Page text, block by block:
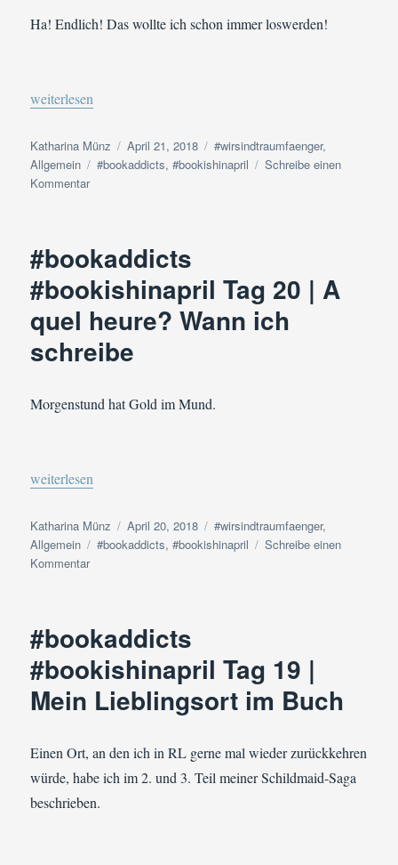
Ha! Endlich! Das wollte ich schon immer loswerden!
„#bookaddicts #bookishinapril Tag 21 | Never ever! 5 Dinge,
weiterlesen
Autor
Katharina Münz
Veröffentlicht
am
April 21, 2018 Kategorien
#wirsindtraumfaenger,
Allgemein
Schlagwörter
#bookaddicts,#bookishinapril
Schreibe einen
Kommentarzu
21
Never
ever!
5
Dinge,
Autor
#bookaddicts
#bookishinapril Tag 20 | A
quel heure? Wann ich
schreibe
Morgenstund hat Gold im Mund.
„#bookaddicts #bookishinapril Tag 20 | A quel heure? Wann ich
weiterlesen
Autor
Katharina Münz
Veröffentlicht
am
April 20, 2018 Kategorien
#wirsindtraumfaenger,
Allgemein
Schlagwörter
#bookaddicts,#bookishinapril
Schreibe einen
Kommentarzu
20
A
quel
heure?
ich
#bookaddicts
#bookishinapril Tag 19 |
Mein Lieblingsort im Buch
Einen Ort, an den ich in RL gerne mal wieder zurückkehren
würde, habe ich im 2. und 3. Teil meiner Schildmaid-Saga
beschrieben.